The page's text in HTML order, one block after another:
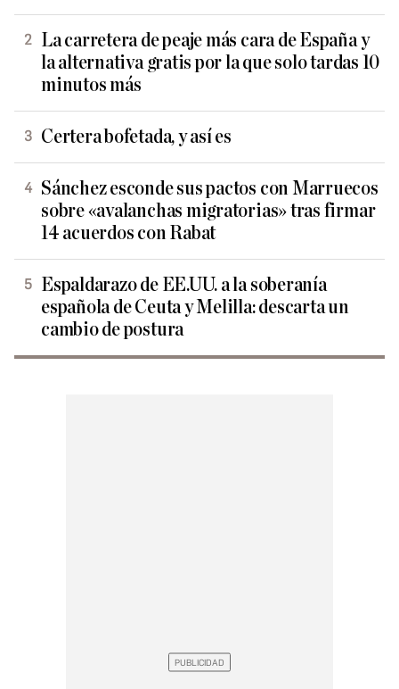
La carretera de peaje más cara de España y
la alternativa gratis por la que solo tardas 10
minutos más
Certera bofetada, y así es
Sánchez esconde sus pactos con Marruecos
sobre «avalanchas migratorias» tras firmar
14 acuerdos con Rabat
Espaldarazo de EE.UU. a la soberanía
española de Ceuta y Melilla: descarta un
cambio de postura